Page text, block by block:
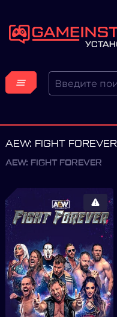
AEW: FIGHT FOREVER
AEW: FIGHT FOREVER